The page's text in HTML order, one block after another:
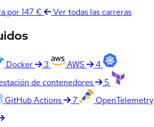
por 147 €
Ver todas las carreras
Docker 3 AWS
4
de contenedores
5
GitHub Actions 7
OpenTelemetry